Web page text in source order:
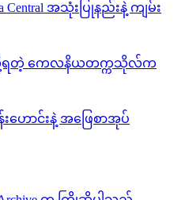
အသုံးပြုနည်းနဲ့ ကျမ်း
ရတဲ့ ကေလနိယတက္ကသိုလ်က
ဟောင်းနဲ့ အဖြေစာအုပ်